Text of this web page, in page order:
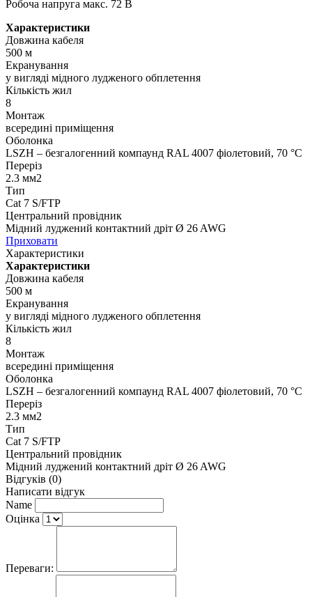
Робоча напруга макс. 72 В
Характеристики
Довжина кабеля
500 м
Екранування
у вигляді мідного лудженого обплетення
Кількість жил
8
Монтаж
всередині приміщення
Оболонка
LSZH – безгалогенний компаунд RAL 4007 фіолетовий, 70 °C
Переріз
2.3 мм2
Тип
Cat 7 S/FTP
Центральний провідник
Мідний луджений контактний дріт Ø 26 AWG
Приховати
Характеристики
Характеристики
Довжина кабеля
500 м
Екранування
у вигляді мідного лудженого обплетення
Кількість жил
8
Монтаж
всередині приміщення
Оболонка
LSZH – безгалогенний компаунд RAL 4007 фіолетовий, 70 °C
Переріз
2.3 мм2
Тип
Cat 7 S/FTP
Центральний провідник
Мідний луджений контактний дріт Ø 26 AWG
Відгуків (0)
Написати відгук
Name
Оцінка
Переваги: